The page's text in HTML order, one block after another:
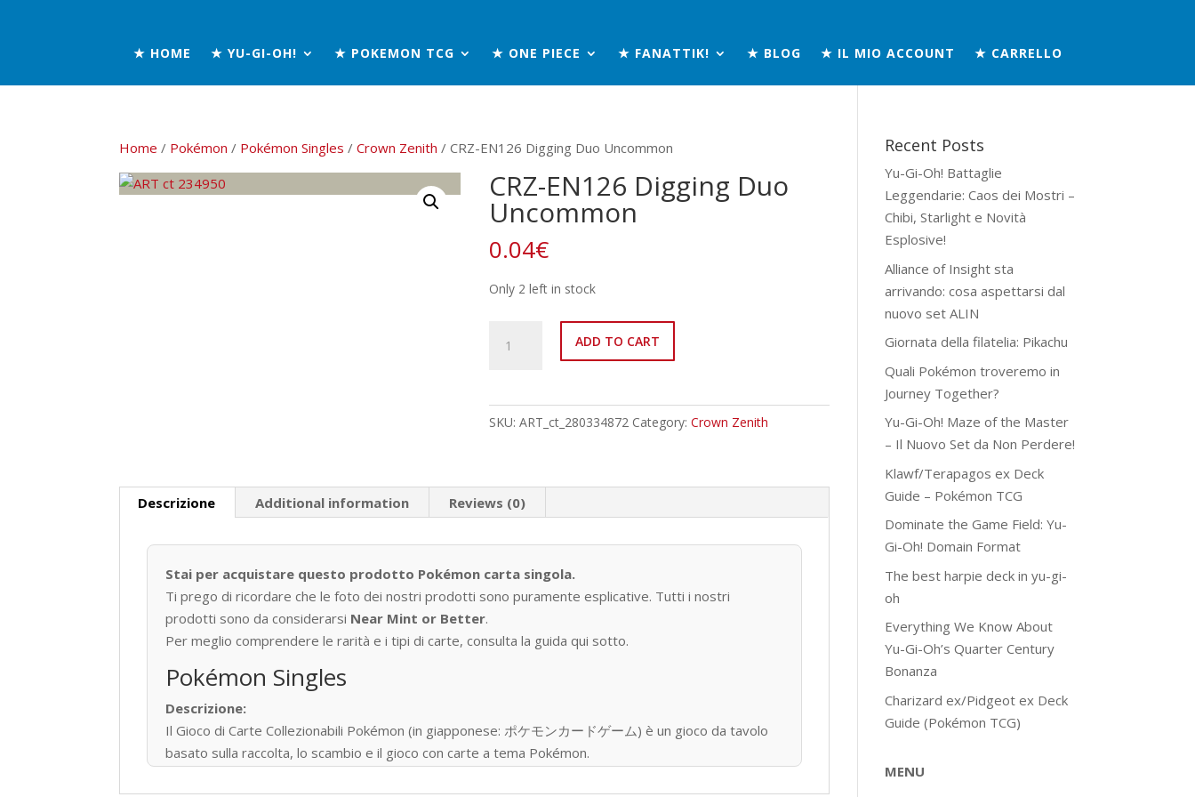
★ HOME ★ YU-GI-OH! ★ POKEMON TCG ★ ONE PIECE ★ FANATTIK! ★ BLOG ★ IL MIO ACCOUNT ★ CARRELLO
Home / Pokémon / Pokémon Singles /Crown Zenith / CRZ-EN126 Digging Duo Uncommon
CRZ-EN126 Digging Duo
Uncommon
0.04€
Only 2 left in stock
EN126
Uncommon
ADD TO CART
SKU: ART_ct_280334872 Category: Crown Zenith
Descrizione Additional information Reviews (0)
Stai per acquistare questo prodotto Pokémon carta singola.
Ti prego di ricordare che le foto dei nostri prodotti sono puramente esplicative. Tutti i nostri
prodotti sono da considerarsi Near Mint or Better.
Per meglio comprendere le rarità e i tipi di carte, consulta la guida qui sotto.
Pokémon Singles
Descrizione:
Il Gioco di Carte Collezionabili Pokémon (in giapponese: ポケモンカードゲーム) è un gioco da tavolo
basato sulla raccolta, lo scambio e il gioco con carte a tema Pokémon.
Recent Posts
Yu-Gi-Oh! Battaglie
Leggendarie: Caos dei Mostri –
Chibi, Starlight e Novità
Esplosive!
Alliance of Insight sta
arrivando: cosa aspettarsi dal
nuovo set ALIN
Giornata della filatelia: Pikachu
Quali Pokémon troveremo in
Journey Together?
Yu-Gi-Oh! Maze of the Master
– Il Nuovo Set da Non Perdere!
Klawf/Terapagos ex Deck
Guide – Pokémon TCG
Dominate the Game Field: Yu-
Gi-Oh! Domain Format
The best harpie deck in yu-gi-
oh
Everything We Know About
Yu-Gi-Oh’s Quarter Century
Bonanza
Charizard ex/Pidgeot ex Deck
Guide (Pokémon TCG)
MENU